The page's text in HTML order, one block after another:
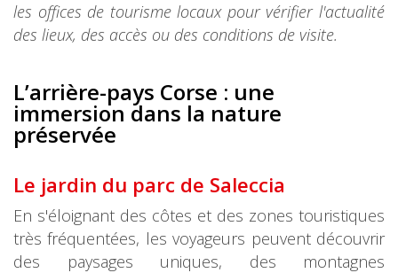
les offices de tourisme locaux pour vérifier l'actualité
des lieux, des accès ou des conditions de visite.
L’arrière-pays Corse : une
immersion dans la nature
préservée
Le jardin du parc de Saleccia
En s'éloignant des côtes et des zones touristiques
très fréquentées, les voyageurs peuvent découvrir
des paysages uniques, des montagnes